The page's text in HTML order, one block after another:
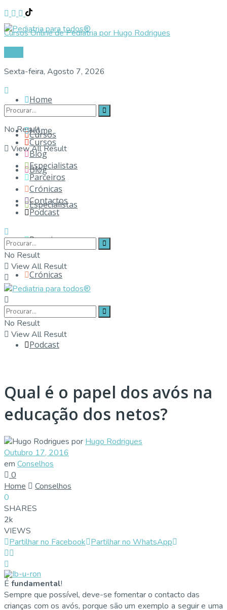
Cursos Online de Pediatria por Hugo Rodrigues
Sexta-feira, Agosto 7, 2026
No Result
View All Result
Home
Cursos
Blog
Especialistas
Parceiros
Crónicas
Contactos
Podcast
Home
Cursos
Blog
Especialistas
Parceiros
Crónicas
Contactos
Podcast
No Result
View All Result
No Result
View All Result
Qual é o papel dos avós na
educação dos netos?
por Hugo Rodrigues
Outubro 17, 2016
em Conselhos
0
Home
Conselhos
0
SHARES
2k
VIEWS
Partilhar no Facebook Partilhar no WhatsApp
É fundamental!
Sempre que possível, deve-se fomentar o contacto das
crianças com os avós, porque são um exemplo a seguir e uma